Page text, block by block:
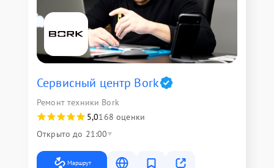
Сервисный центр Bork
Ремонт техники Bork
5,0168 оценки
Открыто до 21:00
Маршрут